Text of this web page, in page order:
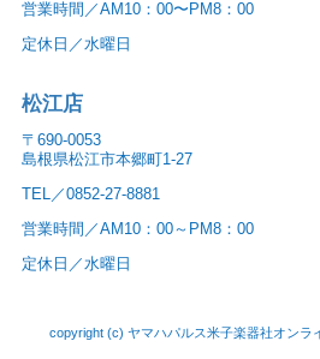
営業時間／AM10：00〜PM8：00
定休日／水曜日
松江店
〒690-0053
島根県松江市本郷町1-27
TEL／0852-27-8881
営業時間／AM10：00～PM8：00
定休日／水曜日
copyright (c) ヤマハパルス米子楽器社オンラ